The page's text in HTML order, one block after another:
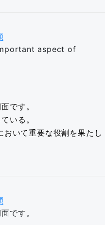
aspect of
です。
いる。
おいて重要な役割を果たし
です。